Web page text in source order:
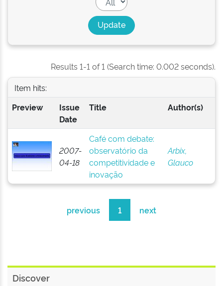
Results 1-1 of 1 (Search time: 0.002 seconds).
Item hits:
Preview
Issue
Date
Title Author(s)
2007-
04-18
Café com debate:
observatório da
competitividade e
inovação
Arbix,
Glauco
previous 1 next
Discover